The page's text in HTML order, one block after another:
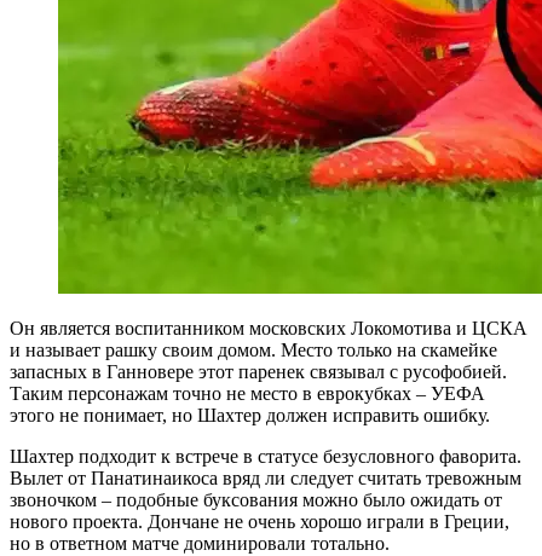
Он является воспитанником московских Локомотива и ЦСКА
и называет рашку своим домом. Место только на скамейке
запасных в Ганновере этот паренек связывал с русофобией.
Таким персонажам точно не место в еврокубках – УЕФА
этого не понимает, но Шахтер должен исправить ошибку.
Шахтер подходит к встрече в статусе безусловного фаворита.
Вылет от Панатинаикоса вряд ли следует считать тревожным
звоночком – подобные буксования можно было ожидать от
нового проекта. Дончане не очень хорошо играли в Греции,
но в ответном матче доминировали тотально.